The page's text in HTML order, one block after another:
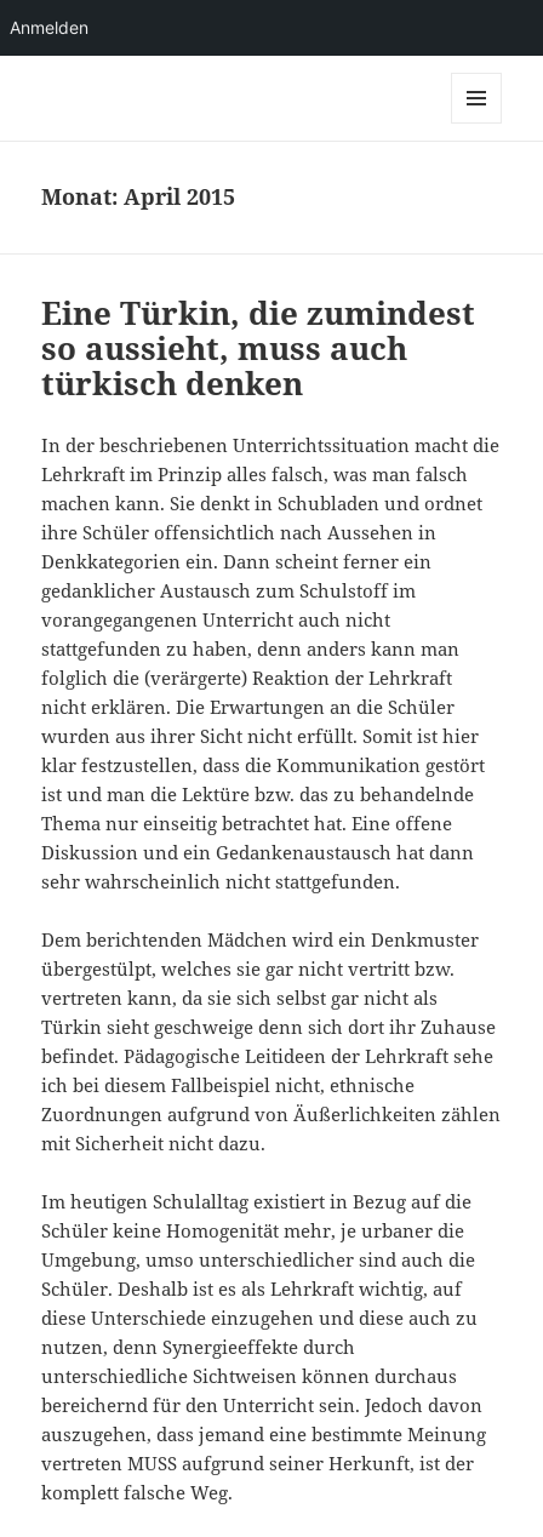
Anmelden
Monat:April 2015
Eine Türkin, die zumindest
so aussieht, muss auch
türkisch denken
In der beschriebenen Unterrichtssituation macht die
Lehrkraft im Prinzip alles falsch, was man falsch
machen kann. Sie denkt in Schubladen und ordnet
ihre Schüler offensichtlich nach Aussehen in
Denkkategorien ein. Dann scheint ferner ein
gedanklicher Austausch zum Schulstoff im
vorangegangenen Unterricht auch nicht
stattgefunden zu haben, denn anders kann man
folglich die (verärgerte) Reaktion der Lehrkraft
nicht erklären. Die Erwartungen an die Schüler
wurden aus ihrer Sicht nicht erfüllt. Somit ist hier
klar festzustellen, dass die Kommunikation gestört
ist und man die Lektüre bzw. das zu behandelnde
Thema nur einseitig betrachtet hat. Eine offene
Diskussion und ein Gedankenaustausch hat dann
sehr wahrscheinlich nicht stattgefunden.
Dem berichtenden Mädchen wird ein Denkmuster
übergestülpt, welches sie gar nicht vertritt bzw.
vertreten kann, da sie sich selbst gar nicht als
Türkin sieht geschweige denn sich dort ihr Zuhause
befindet. Pädagogische Leitideen der Lehrkraft sehe
ich bei diesem Fallbeispiel nicht, ethnische
Zuordnungen aufgrund von Äußerlichkeiten zählen
mit Sicherheit nicht dazu.
Im heutigen Schulalltag existiert in Bezug auf die
Schüler keine Homogenität mehr, je urbaner die
Umgebung, umso unterschiedlicher sind auch die
Schüler. Deshalb ist es als Lehrkraft wichtig, auf
diese Unterschiede einzugehen und diese auch zu
nutzen, denn Synergieeffekte durch
unterschiedliche Sichtweisen können durchaus
bereichernd für den Unterricht sein. Jedoch davon
auszugehen, dass jemand eine bestimmte Meinung
vertreten MUSS aufgrund seiner Herkunft, ist der
komplett falsche Weg.